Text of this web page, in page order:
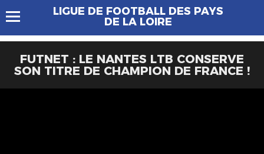
LIGUE DE FOOTBALL DES PAYS
DE LA LOIRE
FUTNET : LE NANTES LTB CONSERVE
SON TITRE DE CHAMPION DE FRANCE !